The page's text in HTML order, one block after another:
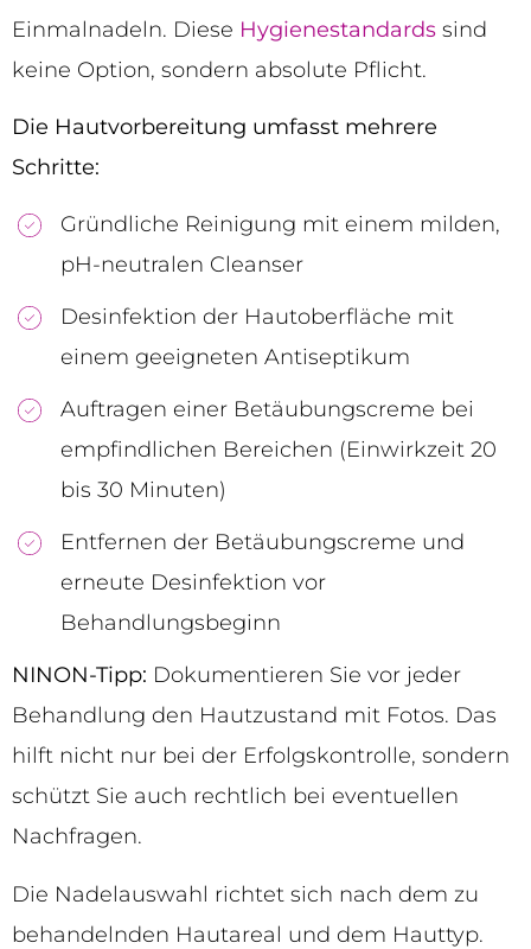
Einmalnadeln. Diese Hygienestandards sind
keine Option, sondern absolute Pflicht.
Die Hautvorbereitung umfasst mehrere
Schritte:
Gründliche Reinigung mit einem milden,
pH-neutralen Cleanser
Desinfektion der Hautoberfläche mit
einem geeigneten Antiseptikum
Auftragen einer Betäubungscreme bei
empfindlichen Bereichen (Einwirkzeit 20
bis 30 Minuten)
Entfernen der Betäubungscreme und
erneute Desinfektion vor
Behandlungsbeginn
NINON-Tipp: Dokumentieren Sie vor jeder
Behandlung den Hautzustand mit Fotos. Das
hilft nicht nur bei der Erfolgskontrolle, sondern
schützt Sie auch rechtlich bei eventuellen
Nachfragen.
Die Nadelauswahl richtet sich nach dem zu
behandelnden Hautareal und dem Hauttyp.